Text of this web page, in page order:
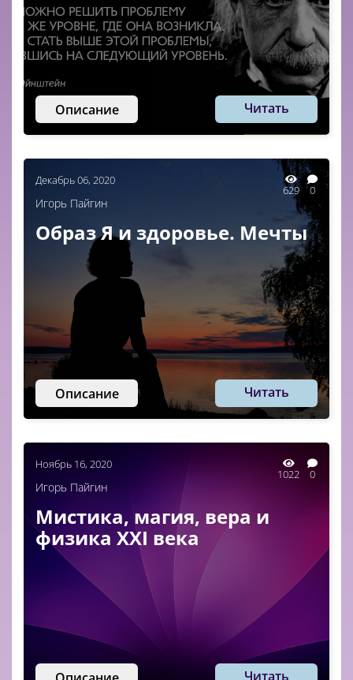
Описание Читать
Декабрь 06, 2020
629 0
Игорь Пайгин
Образ Я и здоровье. Мечты
Описание Читать
Ноябрь 16, 2020
1022 0
Игорь Пайгин
Мистика, магия, вера и
физика XXI века
Читать